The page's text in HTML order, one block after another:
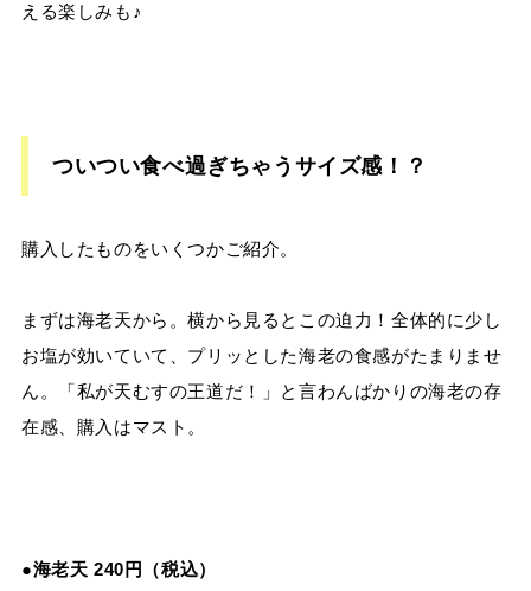
える楽しみも♪
ついつい食べ過ぎちゃうサイズ感！？
購入したものをいくつかご紹介。
まずは海老天から。横から見るとこの迫力！全体的に少し
お塩が効いていて、プリッとした海老の食感がたまりませ
ん。「私が天むすの王道だ！」と言わんばかりの海老の存
在感、購入はマスト。
●海老天 240円（税込）